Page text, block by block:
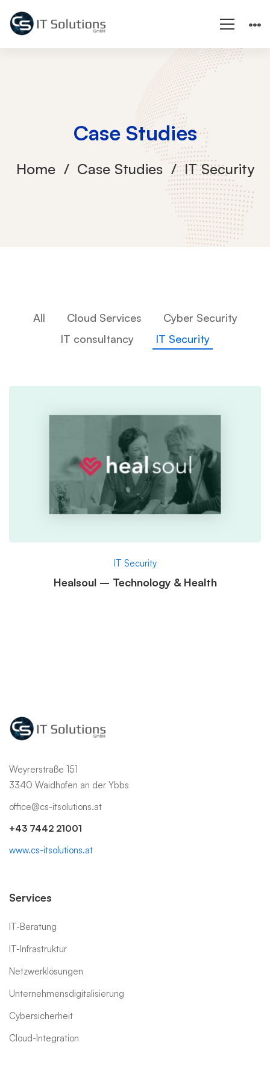
Case Studies
Home Case Studies IT Security
All Cloud Services
Cyber Security
IT consultancy
IT Security
IT Security
Healsoul – Technology & Health
Weyrerstraße 151
3340 Waidhofen an der Ybbs
office@cs-itsolutions.at
+43 7442 21001
www.cs-itsolutions.at
Services
IT-Beratung
IT-Infrastruktur
Netzwerklösungen
Unternehmensdigitalisierung
Cybersicherheit
Cloud-Integration